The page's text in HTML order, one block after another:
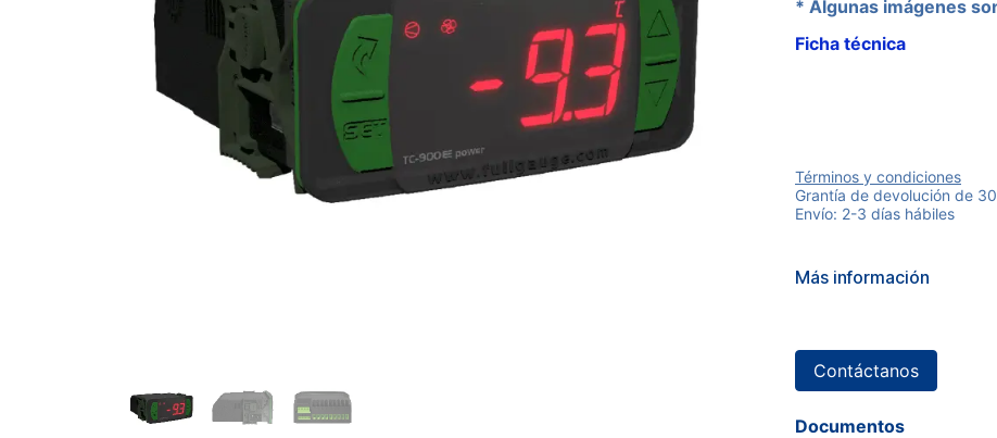
* Algunas imágenes
Ficha técnica
Términos y condiciones
Grantía de devolución de
Envío: 2-3 días hábiles
Más información
Contáctanos
Documentos